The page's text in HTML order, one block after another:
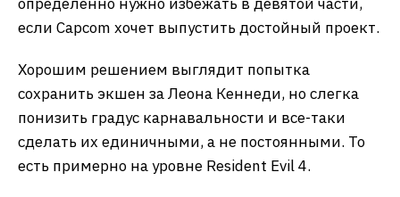
если Capcom хочет выпустить достойный проект.
Хорошим решением выглядит попытка
сохранить экшен за Леона Кеннеди, но слегка
понизить градус карнавальности и все-таки
сделать их единичными, а не постоянными. То
есть примерно на уровне Resident Evil 4.